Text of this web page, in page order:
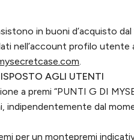
in buoni d’acquisto
nell’account profilo utente
AGLI UTENTI
a premi “PUNTI G DI
indipendentemente dal
per un montepremi